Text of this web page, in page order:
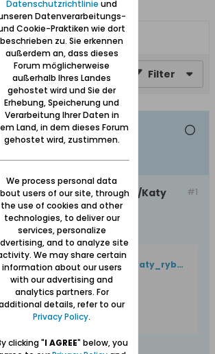
Filter
Heute
#1
link ueber Bodenwinkel/Katy
http://www.nad-morze.eu/katy_rybackie/index.php
Datenschutzrichtlinie und
Datenverarbeitungs-
Cookie-Praktiken wie dort
beschrieben zu. Sie erkennen
außerdem an, dass dieses
Forum möglicherweise
außerhalb Ihres Landes
gehostet wird und Sie der
Erhebung, Speicherung und
Verarbeitung Ihrer Daten in
Land, in dem dieses Forum
gehostet wird, zustimmen.
We process personal data
users of our site, through
the use of cookies and other
technologies, to deliver our
services, personalize
and to analyze site
We may share certain
information about our users
with our advertising and
analytics partners. For
details, refer to our
Privacy Policy.
clicking "I AGREE" below, you